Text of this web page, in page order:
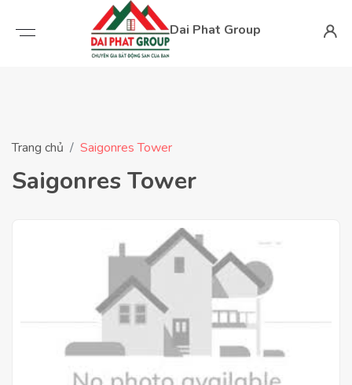
Dai Phat Group
Trang chủ Saigonres Tower
Saigonres Tower